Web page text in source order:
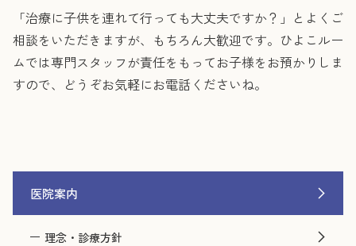
「治療に子供を連れて行っても大丈夫ですか？」とよくご
相談をいただきますが、もちろん大歓迎です。ひよこルー
ムでは専門スタッフが責任をもってお子様をお預かりしま
すので、どうぞお気軽にお電話くださいね。
医院案内
理念・診療方針